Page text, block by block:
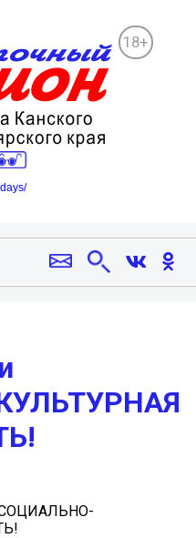
18+
СОЦИАЛЬНО-